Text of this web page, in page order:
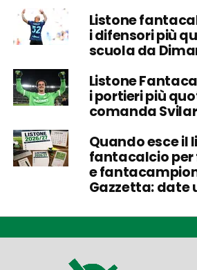
Listone
i difensori più
scuola da
Listone
i portieri più
comanda Svilar
Quando esce il
fantacalcio
e
Gazzetta: date